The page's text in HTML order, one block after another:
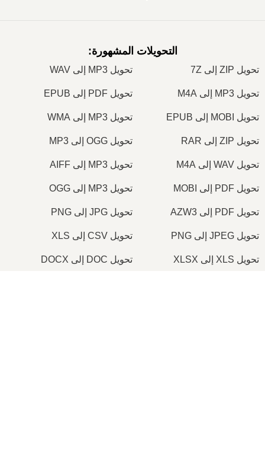
التحويلات المشهورة:
تحويل ZIP إلى 7Z تحويل MP3 إلى WAV
تحويل MP3 إلى M4A تحويل PDF إلى EPUB
تحويل MOBI إلى EPUB تحويل MP3 إلى WMA
تحويل ZIP إلى RAR تحويل OGG إلى MP3
تحويل WAV إلى M4A تحويل MP3 إلى AIFF
تحويل PDF إلى MOBI تحويل MP3 إلى OGG
تحويل PDF إلى AZW3 تحويل JPG إلى PNG
تحويل JPEG إلى PNG تحويل CSV إلى XLS
تحويل XLS إلى XLSX تحويل DOC إلى DOCX